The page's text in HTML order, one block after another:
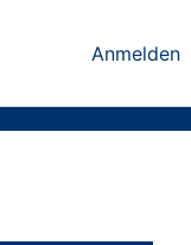
Anmelden